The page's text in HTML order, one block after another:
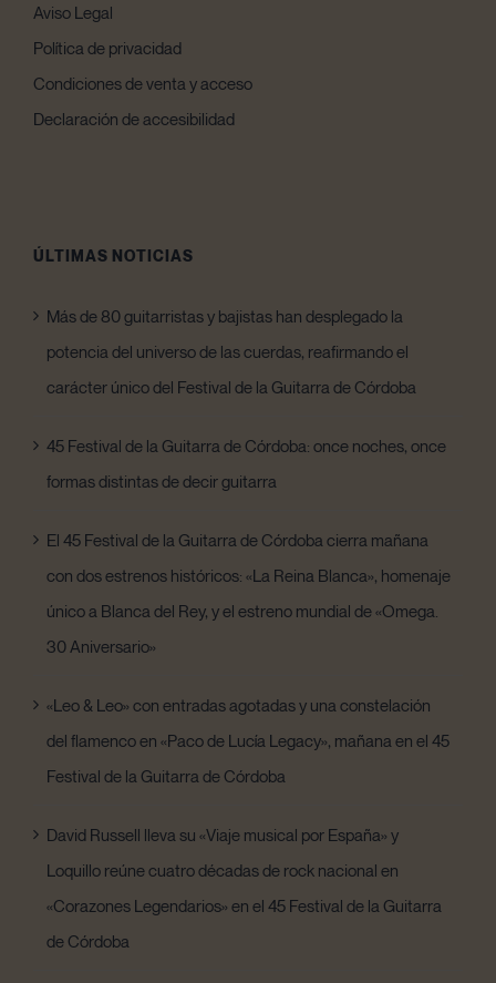
Aviso Legal
Política de privacidad
Condiciones de venta y acceso
Declaración de accesibilidad
ÚLTIMAS NOTICIAS
Más de 80 guitarristas y bajistas han desplegado la
potencia del universo de las cuerdas, reafirmando el
carácter único del Festival de la Guitarra de Córdoba
45 Festival de la Guitarra de Córdoba: once noches, once
formas distintas de decir guitarra
El 45 Festival de la Guitarra de Córdoba cierra mañana
con dos estrenos históricos: «La Reina Blanca», homenaje
único a Blanca del Rey, y el estreno mundial de «Omega.
30 Aniversario»
«Leo & Leo» con entradas agotadas y una constelación
del flamenco en «Paco de Lucía Legacy», mañana en el 45
Festival de la Guitarra de Córdoba
David Russell lleva su «Viaje musical por España» y
Loquillo reúne cuatro décadas de rock nacional en
«Corazones Legendarios» en el 45 Festival de la Guitarra
de Córdoba